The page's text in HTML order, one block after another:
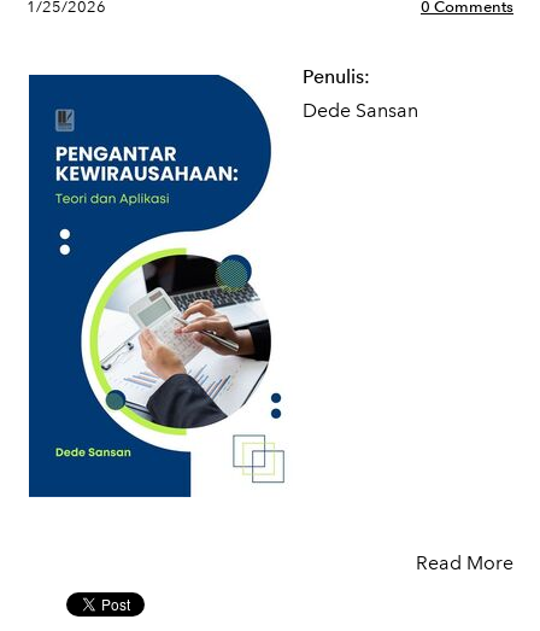
1/25/2026 0 Comments
Penulis:
Dede Sansan
Read More